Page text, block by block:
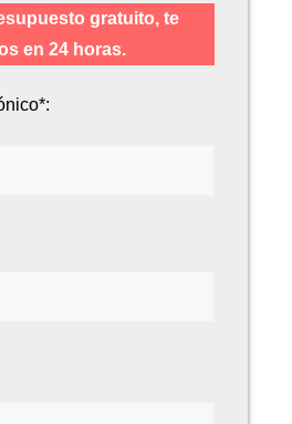
gratuito, te
en 24 horas.